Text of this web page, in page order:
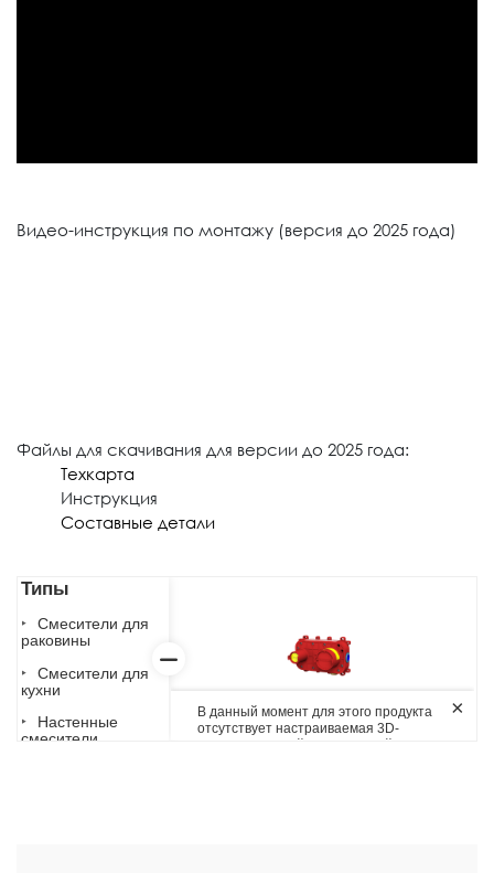
Видео-инструкция по монтажу (версия до 2025 года)
Файлы для скачивания для версии до 2025 года:
Техкарта
Инструкция
Составные детали